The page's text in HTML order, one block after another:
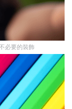
必要的裝飾